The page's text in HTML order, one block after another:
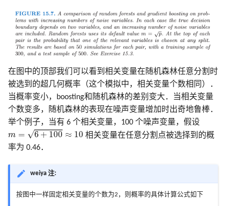
在图中的顶部我们可以看到相关变量在随机森林任意分割时
被选到的超几何概率（这个模拟中，相关变量个数相同）．
当概率变小，boosting和随机森林的差别变大．当相关变量
个数变多，随机森林的表现在噪声变量增加时出奇地鲁棒．
举个例子，当有 6 个相关变量，100 个噪声变量，假设
m = √6 + 100 ≈ 10
100≈10
相关变量在任意分割点被选择到的概
率为 0.46．
weiya 注:
按图中一样固定相关变量的个数为2，则概率的具体计算公式如下